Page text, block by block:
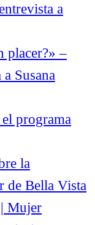
a
placer?» –
Susana
programa
la
de Bella Vista
Mujer